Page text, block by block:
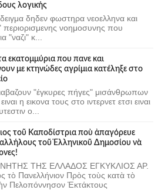
λογικής
δηδεν φωστηρα νεοελληνα και
περιορισμενης νοημοσυνης που
"ναζι" κ...
εκατομμύρια που πανε και
με κτηνώδες αγρίμια κατέληξε στο
"έγκυρες πήγες" μισάνθρωπων
η εικονα τους στο ιντερνετ ετσι ειναι
ο...
τοῦ Καποδίστρια ποὺ ἀπαγόρευε
τοῦ Ἑλληνικοῦ Δημοσίου νὰ
ΤΗΣ ΕΛΛΑΔΟΣ ΕΓΚΥΚΛΙΟΣ ΑΡ.
τὸ Πανελλήνιον Πρὸς τοὺς κατὰ τὸ
Πελοπόννησον Ἐκτάκτους